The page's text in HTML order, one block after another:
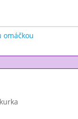
omáčkou